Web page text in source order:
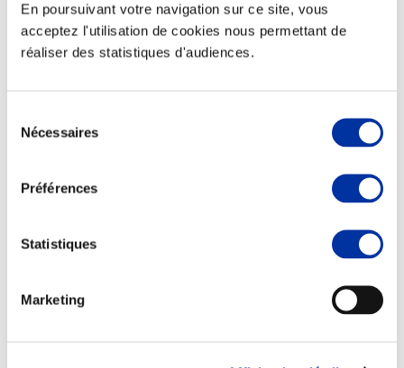
En poursuivant votre navigation sur ce site, vous
acceptez l'utilisation de cookies nous permettant de
réaliser des statistiques d'audiences.
Nécessaires
Préférences
Statistiques
Marketing
Elevage
Alimentation de qualité, raisonnée et durable